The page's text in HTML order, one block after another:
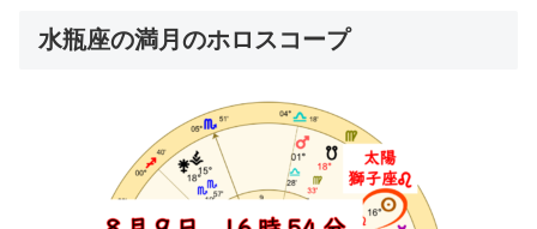
水瓶座の満月のホロスコープ